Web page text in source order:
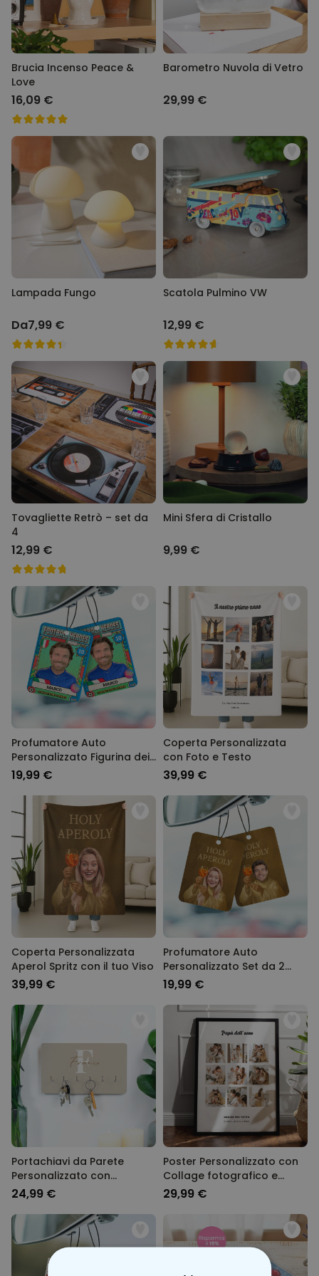
Brucia Incenso Peace &
Love
16,09 €
Barometro Nuvola di Vetro
29,99 €
Lampada Fungo
Da7,99 €
Scatola Pulmino VW
12,99 €
Tovagliette Retrò – set da
4
12,99 €
Mini Sfera di Cristallo
9,99 €
Profumatore Auto
Personalizzato Figurina dei
Mondiali con Foto
19,99 €
Coperta Personalizzata
con Foto e Testo
39,99 €
Coperta Personalizzata
Aperol Spritz con il tuo Viso
39,99 €
Profumatore Auto
Personalizzato Set da 2
Aperol con Viso
19,99 €
Portachiavi da Parete
Personalizzato con
Monogramma
24,99 €
Poster Personalizzato con
Collage fotografico e
Testo
29,99 €